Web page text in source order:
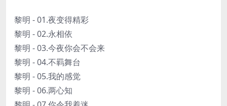
黎明 - 01.夜变得精彩
黎明 - 02.永相依
黎明 - 03.今夜你会不会来
黎明 - 04.不羁舞台
黎明 - 05.我的感觉
黎明 - 06.两心知